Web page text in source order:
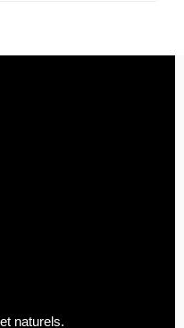
naturels.